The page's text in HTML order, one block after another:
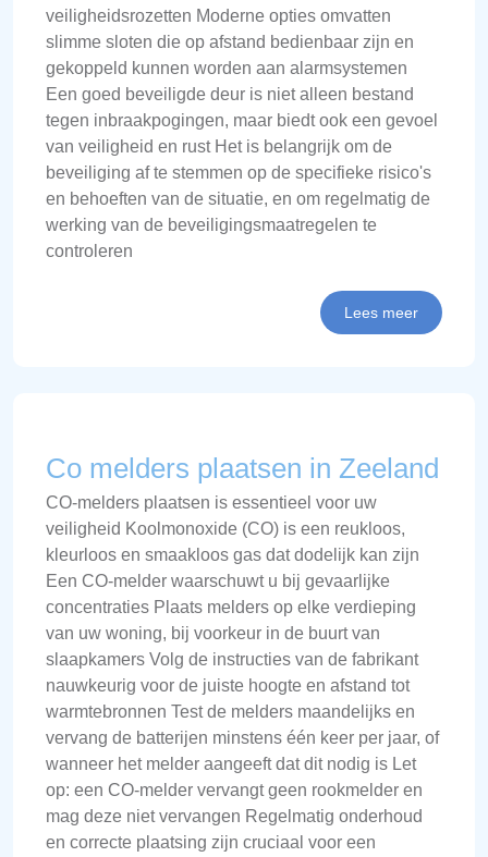
veiligheidsrozetten Moderne opties omvatten
slimme sloten die op afstand bedienbaar zijn en
gekoppeld kunnen worden aan alarmsystemen
Een goed beveiligde deur is niet alleen bestand
tegen inbraakpogingen, maar biedt ook een gevoel
van veiligheid en rust Het is belangrijk om de
beveiliging af te stemmen op de specifieke risico's
en behoeften van de situatie, en om regelmatig de
werking van de beveiligingsmaatregelen te
controleren
Lees meer
Co melders plaatsen in Zeeland
CO-melders plaatsen is essentieel voor uw
veiligheid Koolmonoxide (CO) is een reukloos,
kleurloos en smaakloos gas dat dodelijk kan zijn
Een CO-melder waarschuwt u bij gevaarlijke
concentraties Plaats melders op elke verdieping
van uw woning, bij voorkeur in de buurt van
slaapkamers Volg de instructies van de fabrikant
nauwkeurig voor de juiste hoogte en afstand tot
warmtebronnen Test de melders maandelijks en
vervang de batterijen minstens één keer per jaar, of
wanneer het melder aangeeft dat dit nodig is Let
op: een CO-melder vervangt geen rookmelder en
mag deze niet vervangen Regelmatig onderhoud
en correcte plaatsing zijn cruciaal voor een